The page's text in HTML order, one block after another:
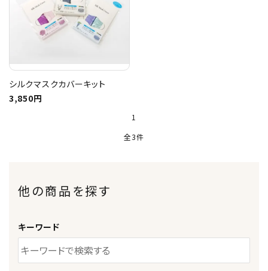
シルクマスクカバーキット
3,850円
1
全3件
他の商品を探す
キーワード